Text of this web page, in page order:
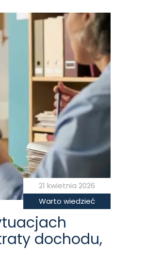
21 kwietnia 2026
Warto wiedzieć
dochodu,